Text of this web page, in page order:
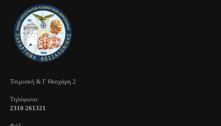
Τσιμισκή & Γ Θεοχάρη 2
Τηλέφωνo:
2310 261321